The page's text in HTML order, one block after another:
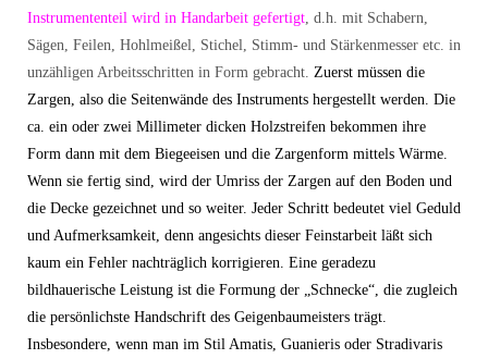
Instrumententeil wird in Handarbeit gefertigt , d.h. mit Schabern,
Sägen, Feilen, Hohlmeißel, Stichel, Stimm- und Stärkenmesser etc. in
unzähligen Arbeitsschritten in Form gebracht. Zuerst müssen die
Zargen, also die Seitenwände des Instruments hergestellt werden. Die
ca. ein oder zwei Millimeter dicken Holzstreifen bekommen ihre
Form dann mit dem Biegeeisen und die Zargenform mittels Wärme.
Wenn sie fertig sind, wird der Umriss der Zargen auf den Boden und
die Decke gezeichnet und so weiter. Jeder Schritt bedeutet viel Geduld
und Aufmerksamkeit, denn angesichts dieser Feinstarbeit läßt sich
kaum ein Fehler nachträglich korrigieren. Eine geradezu
bildhauerische Leistung ist die Formung der „Schnecke“, die zugleich
die persönlichste Handschrift des Geigenbaumeisters trägt.
Insbesondere, wenn man im Stil Amatis, Guanieris oder Stradivaris